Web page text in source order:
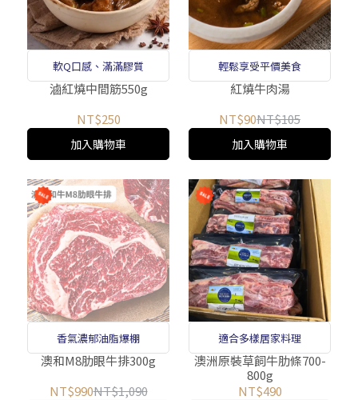
軟Q口感、滿滿膠質
滷紅燒中間筋550g
NT$250
加入購物車
輕鬆享受平價美食
紅燒牛肉湯
NT$90NT$105
加入購物車
香氣濃郁油脂爆棚
澳和M8肋眼牛排300g
NT$990NT$1,090
適合多樣居家料理
澳洲原裝草飼牛肋條700-
800g
NT$490